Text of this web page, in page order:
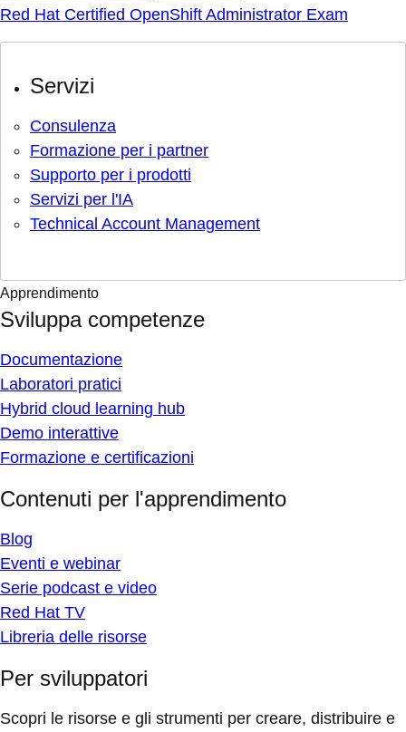
Red Hat Certified OpenShift Administrator Exam
Servizi
Consulenza
Formazione per i partner
Supporto per i prodotti
Servizi per l'IA
Technical Account Management
Apprendimento
Sviluppa competenze
Documentazione
Laboratori pratici
Hybrid cloud learning hub
Demo interattive
Formazione e certificazioni
Contenuti per l'apprendimento
Blog
Eventi e webinar
Serie podcast e video
Red Hat TV
Libreria delle risorse
Per sviluppatori
Scopri le risorse e gli strumenti per creare, distribuire e